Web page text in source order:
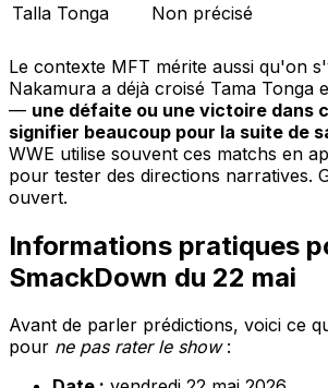
Talla Tonga Non précisé
Le contexte MFT mérite aussi qu'on
Nakamura a déjà croisé Tama Tonga
— une défaite ou une victoire dans
signifier beaucoup pour la suite de
WWE utilise souvent ces matchs en
pour tester des directions narratives.
ouvert.
Informations pratiques
SmackDown du 22 mai
Avant de parler prédictions, voici ce
pour ne pas rater le show: